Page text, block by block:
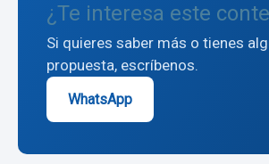
¿Te interesa este
Si quieres saber más o tienes
propuesta, escríbenos.
WhatsApp